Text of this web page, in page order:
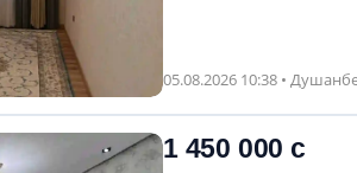
05.08.2026 10:38 •
1 450 000 с